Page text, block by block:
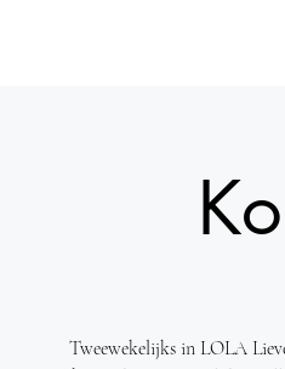
Tweewekelijks in LOLA